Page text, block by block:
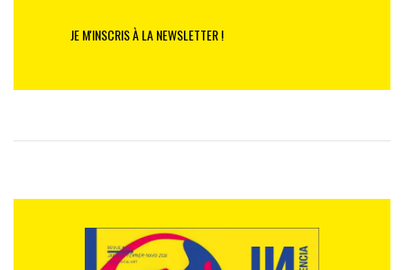
JE M'INSCRIS À LA NEWSLETTER !